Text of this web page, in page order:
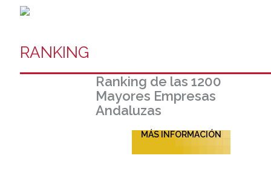
RANKING
Ranking de las 1200
Mayores Empresas
Andaluzas
MÁS INFORMACIÓN